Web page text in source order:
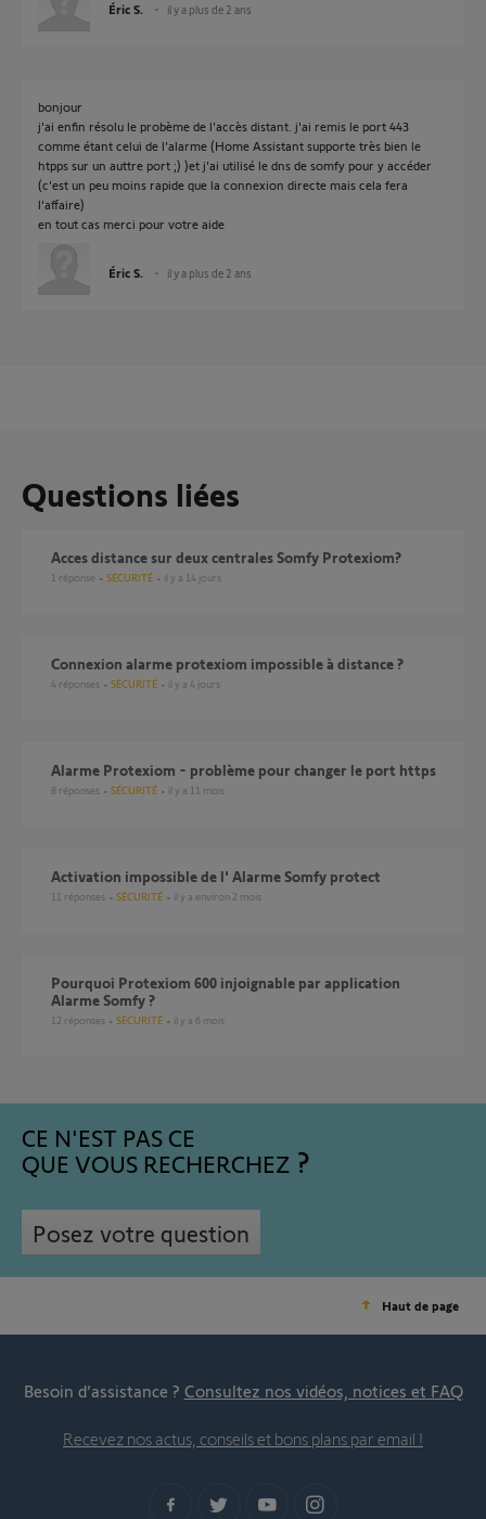
Éric S. il y a plus de 2 ans
bonjour
j'ai enfin résolu le probème de l'accès distant. j'ai remis le port 443
comme étant celui de l'alarme (Home Assistant supporte très bien le
htpps sur un auttre port ;) )et j'ai utilisé le dns de somfy pour y accéder
(c'est un peu moins rapide que la connexion directe mais cela fera
l'affaire)
en tout cas merci pour votre aide
Éric S. il y a plus de 2 ans
Questions liées
Acces distance sur deux centrales Somfy Protexiom?
1 réponse SÉCURITÉ il y a 14 jours
Connexion alarme protexiom impossible à distance ?
4 réponses SÉCURITÉ il y a 4 jours
Alarme Protexiom - problème pour changer le port https
8 réponses SÉCURITÉ il y a 11 mois
Activation impossible de l' Alarme Somfy protect
11 réponses SÉCURITÉ il y a environ 2 mois
Pourquoi Protexiom 600 injoignable par application
Alarme Somfy ?
12 réponses SÉCURITÉ il y a 6 mois
CE N'EST PAS CE
QUE VOUS RECHERCHEZ
Posez votre question
Haut de page
Besoin d’assistance ? Consultez nos vidéos, notices et FAQ
Recevez nos actus, conseils et bons plans par email !